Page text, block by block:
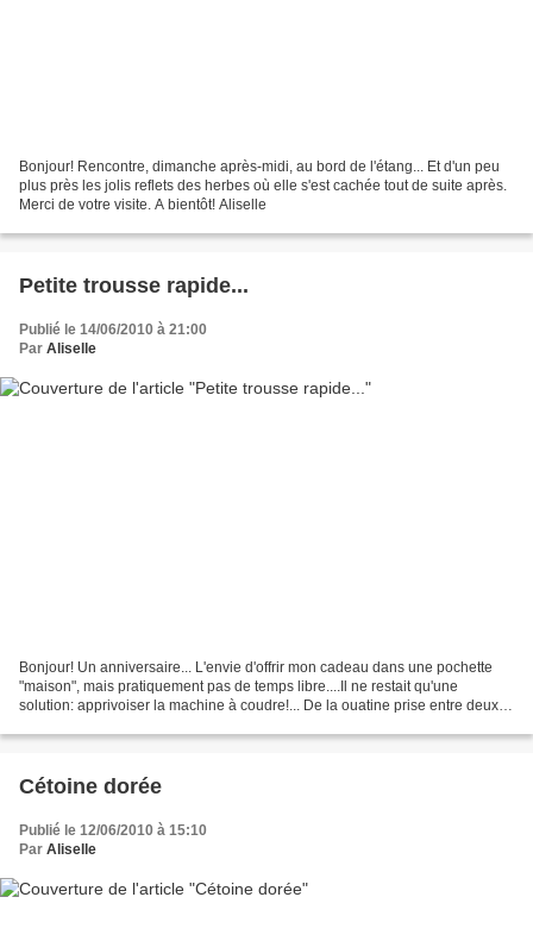
Bonjour! Rencontre, dimanche après-midi, au bord de l'étang... Et d'un peu
plus près les jolis reflets des herbes où elle s'est cachée tout de suite après.
Merci de votre visite. A bientôt! Aliselle
Petite trousse rapide...
Publié le 14/06/2010 à 21:00
Par Aliselle
Bonjour! Un anniversaire... L'envie d'offrir mon cadeau dans une pochette
"maison", mais pratiquement pas de temps libre....Il ne restait qu'une
solution: apprivoiser la machine à coudre!... De la ouatine prise entre deux
Cétoine dorée
Publié le 12/06/2010 à 15:10
Par Aliselle